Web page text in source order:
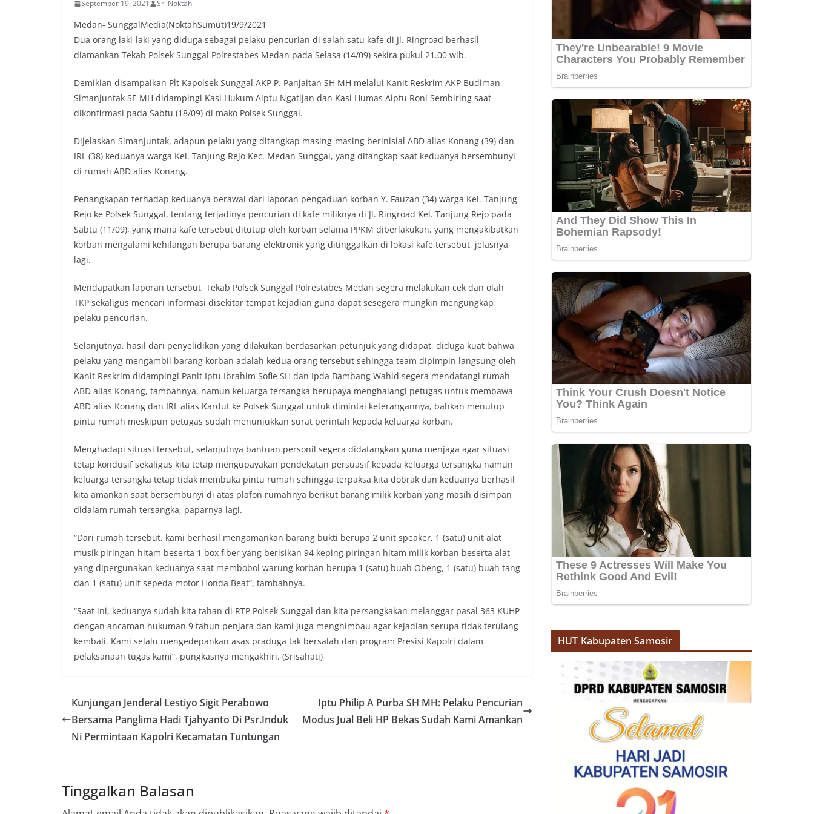
lingkungan tempat tinggal, serta membuka ruang
komunikasi dua arah agar warga dapat menyampaikan
keluhan maupun informasi terkait situasi kamtibmas di
dalam kegiatan sambang ini adalah imbauan kepada
warga untuk memasang bendera Merah Putih secara
penuh, bukan setengah tiang, sebagai bentuk
penghormatan dan rasa cinta tanah air menjelang
bahwa pemasangan bendera dengan benar merupakan
salah satu wujud nyata partisipasi masyarakat dalam
memperingati hari bersejarah bangsa Indonesia.‎‎”Kami
depan rumah masing-masing secara penuh. Ini adalah
bentuk penghormatan kita bersama terhadap perjuangan
para pahlawan yang telah merebut kemerdekaan,” ujar
Aiptu Muliyadi Suraukur saat berdialog dengan warga.‎‎Ia
juga menambahkan agar warga memperhatikan kondisi
dikibarkan sebagai simbol kehormatan negara.‎‎‎Selain
menyampaikan imbauan terkait bendera, kegiatan
sambang DDS ini juga dimanfaatkan sebagai sarana
(Kamtibmas) di lingkungan tempat tinggal warga. Melalui
interaksi langsung tersebut, Bhabinkamtibmas dapat
menghimpun informasi awal terkait situasi sosial, potensi
kerawanan, maupun hal-hal yang dapat mengganggu
kondusivitas wilayah, khususnya menjelang perayaan HUT
Kemerdekaan RI yang biasanya diwarnai dengan berbagai
kegiatan dan keramaian warga.‎‎Dengan adanya deteksi dini
ini, diharapkan potensi gangguan keamanan dapat
Sunggal tetap terjaga aman, tertib, dan kondusif hingga
puncak perayaan HUT Kemerdekaan RI berlangsung.‎‎Wujud
Kedekatan Polri dengan Masyarakat‎Kegiatan sambang
Door to Door System ini merupakan salah satu bentuk
implementasi program Polri Presisi yang mengedepankan
kehadiran dan kedekatan personel Kepolisian dengan
Bhabinkamtibmas tidak hanya berperan sebagai
penyampai informasi dan imbauan, tetapi juga sebagai
mitra masyarakat dalam menjaga keamanan lingkungan
secara bersama-sama.‎‎Kehadiran Bhabinkamtibmas di
tengah-tengah warga diharapkan dapat semakin
masyarakat, sekaligus membangun kesadaran kolektif
warga akan pentingnya menjaga keamanan, ketertiban,
dan kekompakan lingkungan, khususnya dalam
menyambut momentum bersejarah HUT Kemerdekaan
Republik Indonesia.‎Kegiatan sambang ini rencananya akan
sekaligus menumbuhkan semangat nasionalisme warga
dalam menyambut Hari Kemerdekaan RI.
Satres Narkoba Polres Asahan Amankan Pria Pengedar
Sabu, Sita 19,60 Gram Barang Satres Narkoba Polres
September 19, 2021 Sri Noktah
Medan- SunggalMedia(NoktahSumut)19/9/2021
Dua orang laki-laki yang diduga sebagai pelaku pencurian di salah satu kafe di Jl. Ringroad berhasil
diamankan Tekab Polsek Sunggal Polrestabes Medan pada Selasa (14/09) sekira pukul 21.00 wib.
Demikian disampaikan Plt Kapolsek Sunggal AKP P. Panjaitan SH MH melalui Kanit Reskrim AKP Budiman
Simanjuntak SE MH didampingi Kasi Hukum Aiptu Ngatijan dan Kasi Humas Aiptu Roni Sembiring saat
dikonfirmasi pada Sabtu (18/09) di mako Polsek Sunggal.
Dijelaskan Simanjuntak, adapun pelaku yang ditangkap masing-masing berinisial ABD alias Konang (39) dan
IRL (38) keduanya warga Kel. Tanjung Rejo Kec. Medan Sunggal, yang ditangkap saat keduanya bersembunyi
di rumah ABD alias Konang.
Penangkapan terhadap keduanya berawal dari laporan pengaduan korban Y. Fauzan (34) warga Kel. Tanjung
Rejo ke Polsek Sunggal, tentang terjadinya pencurian di kafe miliknya di Jl. Ringroad Kel. Tanjung Rejo pada
Sabtu (11/09), yang mana kafe tersebut ditutup oleh korban selama PPKM diberlakukan, yang mengakibatkan
korban mengalami kehilangan berupa barang elektronik yang ditinggalkan di lokasi kafe tersebut, jelasnya
lagi.
Mendapatkan laporan tersebut, Tekab Polsek Sunggal Polrestabes Medan segera melakukan cek dan olah
TKP sekaligus mencari informasi disekitar tempat kejadian guna dapat sesegera mungkin mengungkap
pelaku pencurian.
Selanjutnya, hasil dari penyelidikan yang dilakukan berdasarkan petunjuk yang didapat, diduga kuat bahwa
pelaku yang mengambil barang korban adalah kedua orang tersebut sehingga team dipimpin langsung oleh
Kanit Reskrim didampingi Panit Iptu Ibrahim Sofie SH dan Ipda Bambang Wahid segera mendatangi rumah
ABD alias Konang, tambahnya, namun keluarga tersangka berupaya menghalangi petugas untuk membawa
ABD alias Konang dan IRL alias Kardut ke Polsek Sunggal untuk dimintai keterangannya, bahkan menutup
pintu rumah meskipun petugas sudah menunjukkan surat perintah kepada keluarga korban.
Menghadapi situasi tersebut, selanjutnya bantuan personil segera didatangkan guna menjaga agar situasi
tetap kondusif sekaligus kita tetap mengupayakan pendekatan persuasif kepada keluarga tersangka namun
keluarga tersangka tetap tidak membuka pintu rumah sehingga terpaksa kita dobrak dan keduanya berhasil
kita amankan saat bersembunyi di atas plafon rumahnya berikut barang milik korban yang masih disimpan
didalam rumah tersangka, paparnya lagi.
“Dari rumah tersebut, kami berhasil mengamankan barang bukti berupa 2 unit speaker, 1 (satu) unit alat
musik piringan hitam beserta 1 box fiber yang berisikan 94 keping piringan hitam milik korban beserta alat
yang dipergunakan keduanya saat membobol warung korban berupa 1 (satu) buah Obeng, 1 (satu) buah tang
dan 1 (satu) unit sepeda motor Honda Beat”, tambahnya.
“Saat ini, keduanya sudah kita tahan di RTP Polsek Sunggal dan kita persangkakan melanggar pasal 363 KUHP
dengan ancaman hukuman 9 tahun penjara dan kami juga menghimbau agar kejadian serupa tidak terulang
kembali. Kami selalu mengedepankan asas praduga tak bersalah dan program Presisi Kapolri dalam
pelaksanaan tugas kami”, pungkasnya mengakhiri. (Srisahati)
Kunjungan Jenderal Lestiyo Sigit Perabowo
Bersama Panglima Hadi Tjahyanto Di Psr.Induk
Ni Permintaan Kapolri Kecamatan Tuntungan
Iptu Philip A Purba SH MH: Pelaku Pencurian
Modus Jual Beli HP Bekas Sudah Kami Amankan
Tinggalkan Balasan
HUT Kabupaten Samosir